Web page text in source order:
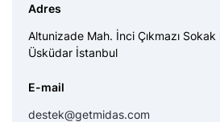
Adres
Altunizade Mah. İnci Çıkmazı
Üsküdar İstanbul
E-mail
destek@getmidas.com